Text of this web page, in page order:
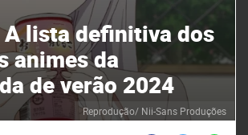
Reprodução/ Nii-Sans Produções
A lista definitiva dos
animes da
de verão 2024